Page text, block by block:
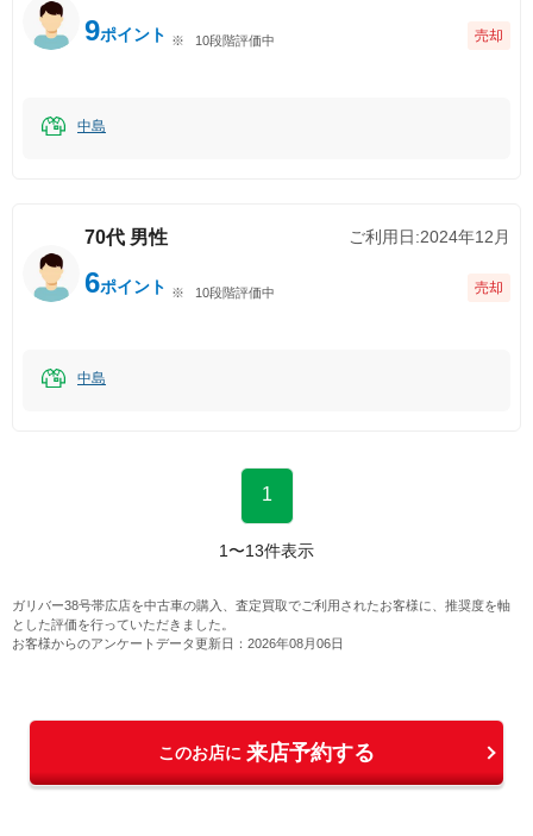
9ポイント 10段階評価中 売却
中島
70代 男性 ご利用日:2024年12月
6ポイント 10段階評価中 売却
中島
1
1 〜13件表示
ガリバー38号帯広店を中古車の購入、査定買取でご利用されたお客様に、推奨度を軸
とした評価を行っていただきました。
お客様からのアンケートデータ更新日： 2026年08月06日
このお店に 来店予約する